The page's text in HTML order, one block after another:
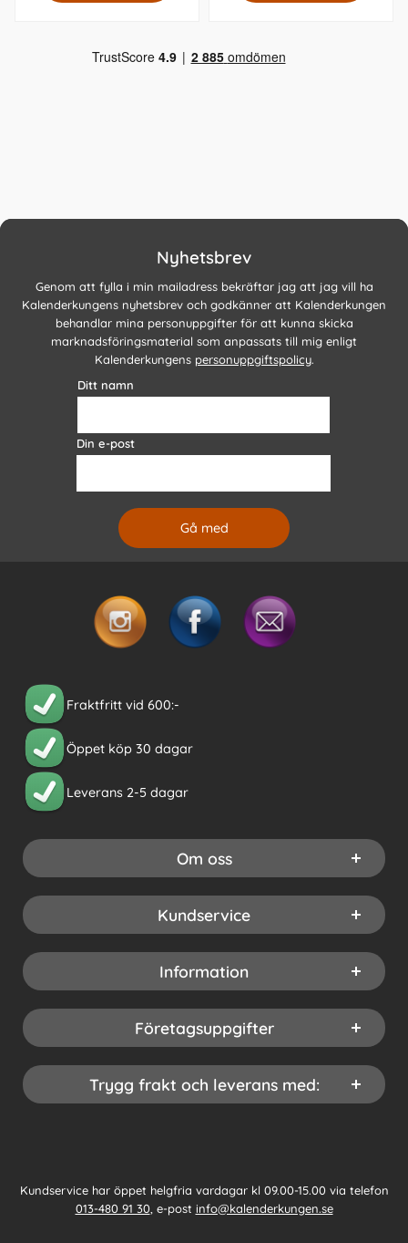
Nyhetsbrev
Genom att fylla i min mailadress bekräftar jag att jag vill ha
Kalenderkungens nyhetsbrev och godkänner att Kalenderkungen
behandlar mina personuppgifter för att kunna skicka
marknadsföringsmaterial som anpassats till mig enligt
Kalenderkungens personuppgiftspolicy.
Ditt namn
Din e-post
Fraktfritt vid 600:-
Öppet köp 30 dagar
Leverans 2-5 dagar
Om oss
Kundservice
Information
Företagsuppgifter
Trygg frakt och leverans med:
Kundservice har öppet helgfria vardagar kl 09.00-15.00 via telefon
013-480 91 30, e-post info@kalenderkungen.se